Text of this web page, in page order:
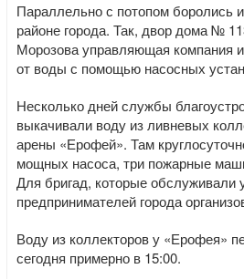
Параллельно с потопом боролись
районе города. Так, двор дома №
Морозова управляющая компания
от воды с помощью насосных
Несколько дней службы
выкачивали воду из ливневых
арены «Ерофей». Там
мощных насоса, три пожарные
Для бригад, которые обслуживали
предпринимателей города
Воду из коллекторов у «Ерофея»
сегодня примерно в 15:00.